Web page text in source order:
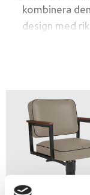
kombinera
design med
deras
salong så
er hela vägen.
även
vilja